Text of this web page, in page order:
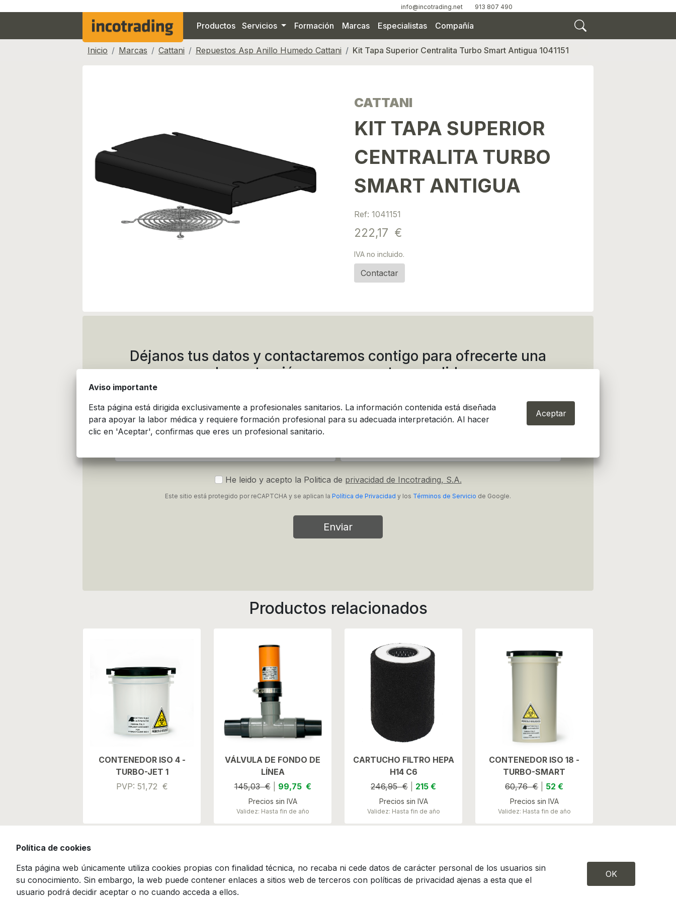
info@incotrading.net 913 807 490
Productos Servicios Formación Marcas Especialistas Compañía
Inicio Marcas Cattani Repuestos Asp Anillo Humedo Cattani Kit Tapa Superior Centralita Turbo Smart Antigua 1041151
CATTANI
KIT TAPA SUPERIOR
CENTRALITA TURBO
SMART ANTIGUA
Ref: 1041151
222,17 €
IVA no incluido.
Contactar
Déjanos tus datos y contactaremos contigo para ofrecerte una
demostración o presupuesto a medida
He leido y acepto la Politica de privacidad de Incotrading, S.A.
Este sitio está protegido por reCAPTCHA y se aplican la Política de Privacidad y los Términos de Servicio de Google.
Enviar
Productos relacionados
CONTENEDOR ISO 4 -
TURBO-JET 1
PVP: 51,72 €
VÁLVULA DE FONDO DE
LÍNEA
145,03 €| 99,75 €
Precios sin IVA
Validez: Hasta fin de año
CARTUCHO FILTRO HEPA
H14 C6
246,95 €
215 €
Precios sin IVA
Validez: Hasta fin de año
CONTENEDOR ISO 18 -
TURBO-SMART
60,76 €
52 €
Precios sin IVA
Validez: Hasta fin de año
Política de cookies
Esta página web únicamente utiliza cookies propias con finalidad técnica, no recaba ni cede datos de carácter personal de los usuarios sin
su conocimiento. Sin embargo, la web puede contener enlaces a sitios web de terceros con políticas de privacidad ajenas a esta que el
usuario podrá decidir aceptar o no cuando acceda a ellos.
OK
Aviso importante
Esta página está dirigida exclusivamente a profesionales sanitarios. La información contenida está diseñada
para apoyar la labor médica y requiere formación profesional para su adecuada interpretación. Al hacer
clic en 'Aceptar', confirmas que eres un profesional sanitario.
Aceptar